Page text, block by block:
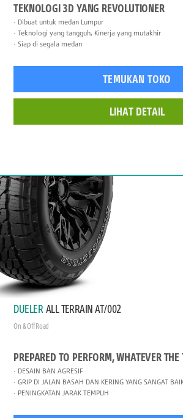
TEKNOLOGI 3D YANG REVOLUTIONER
Dibuat untuk medan Lumpur
Teknologi yang tangguh, Kinerja yang mutakhir
Siap di segala medan
TEMUKAN TOKO
LIHAT DETAIL
DUELER ALL TERRAIN AT/002
On & Off Road
PREPARED TO PERFORM, WHATEVER THE
DESAIN BAN AGRESIF
GRIP DI JALAN BASAH DAN KERING YANG SANGAT
PENINGKATAN JARAK TEMPUH